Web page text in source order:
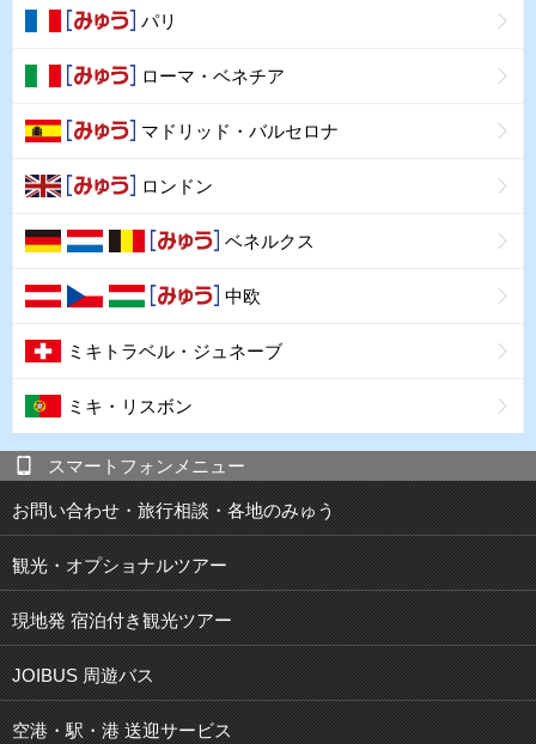
パリ
ローマ・ベネチア
マドリッド・バルセロナ
ロンドン
ベネルクス
中欧
ミキトラベル・ジュネーブ
ミキ・リスボン
スマートフォンメニュー
お問い合わせ・旅行相談・各地のみゅう
観光・オプショナルツアー
現地発 宿泊付き観光ツアー
JOIBUS 周遊バス
空港・駅・港 送迎サービス